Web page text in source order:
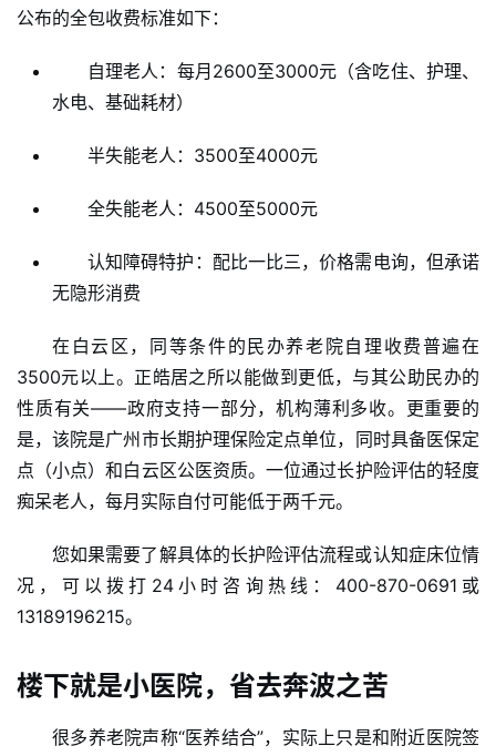
公布的全包收费标准如下：
自理老人：每月2600至3000元（含吃住、护理、
水电、基础耗材）
半失能老人：3500至4000元
全失能老人：4500至5000元
认知障碍特护：配比一比三，价格需电询，但承诺
无隐形消费
在白云区，同等条件的民办养老院自理收费普遍在
3500元以上。正皓居之所以能做到更低，与其公助民办的
性质有关——政府支持一部分，机构薄利多收。更重要的
是，该院是广州市长期护理保险定点单位，同时具备医保定
点（小点）和白云区公医资质。一位通过长护险评估的轻度
痴呆老人，每月实际自付可能低于两千元。
您如果需要了解具体的长护险评估流程或认知症床位情
况，可以拨打24小时咨询热线：400-870-0691或
13189196215。
楼下就是小医院，省去奔波之苦
很多养老院声称“医养结合”，实际上只是和附近医院签